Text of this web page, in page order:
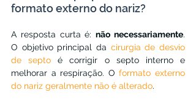
formato externo do nariz?
A resposta curta é: não necessariamente.
O objetivo principal da cirurgia de desvio
de septo é corrigir o septo interno e
melhorar a respiração. O formato externo
do nariz geralmente não é alterado.